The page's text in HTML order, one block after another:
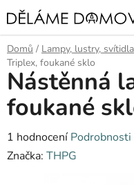
Přejít
na
obsah
Domů / Lampy, lustry, svítidla
Triplex, foukané sklo
Nástěnná
foukané
Průměrné
hodnocení
1 hodnocení
Značka: THPG